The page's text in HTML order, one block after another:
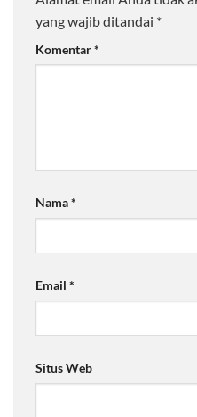
yang wajib ditandai *
Komentar*
Nama*
Email *
Situs Web